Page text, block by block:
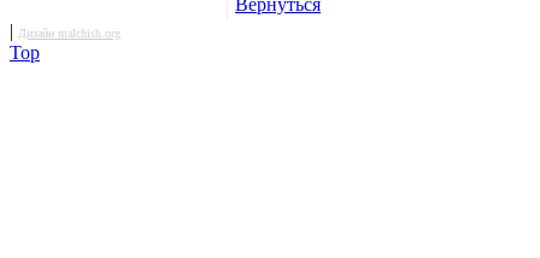
| Дизайн malchish.org
Top